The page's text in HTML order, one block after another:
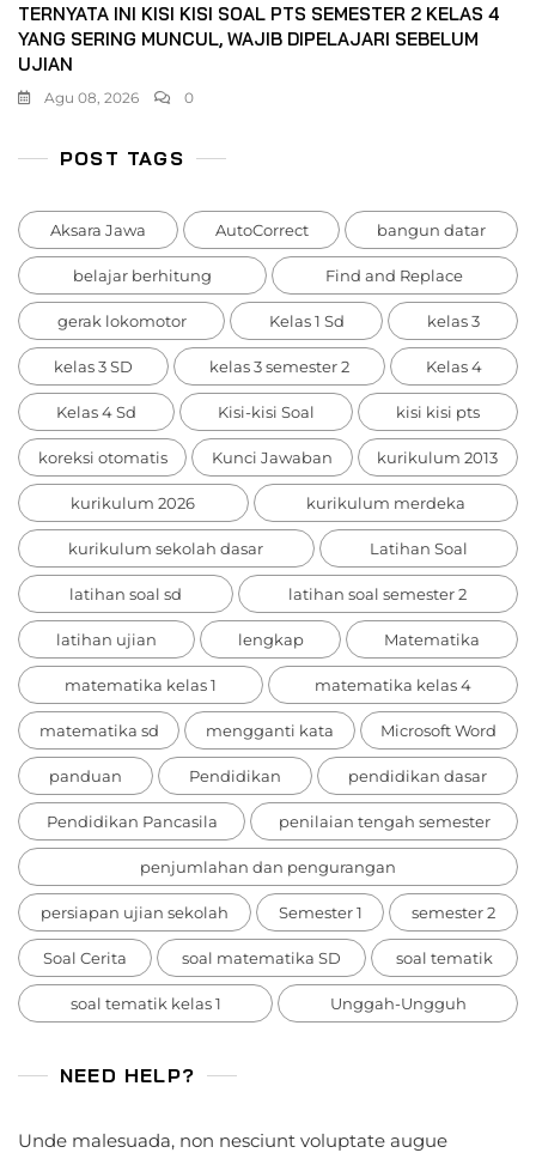
TERNYATA INI KISI KISI SOAL PTS SEMESTER 2 KELAS 4
YANG SERING MUNCUL, WAJIB DIPELAJARI SEBELUM
UJIAN
Agu 08, 2026 0
POST TAGS
Aksara Jawa AutoCorrect bangun datar
belajar berhitung Find and Replace
gerak lokomotor Kelas 1 Sd kelas 3
kelas 3 SD kelas 3 semester 2 Kelas 4
Kelas 4 Sd Kisi-kisi Soal kisi kisi pts
koreksi otomatis Kunci Jawaban kurikulum 2013
kurikulum 2026 kurikulum merdeka
kurikulum sekolah dasar Latihan Soal
latihan soal sd latihan soal semester 2
latihan ujian lengkap Matematika
matematika kelas 1 matematika kelas 4
matematika sd mengganti kata Microsoft Word
panduan Pendidikan pendidikan dasar
Pendidikan Pancasila penilaian tengah semester
penjumlahan dan pengurangan
persiapan ujian sekolah Semester 1 semester 2
Soal Cerita soal matematika SD soal tematik
soal tematik kelas 1 Unggah-Ungguh
NEED HELP?
Unde malesuada, non nesciunt voluptate augue